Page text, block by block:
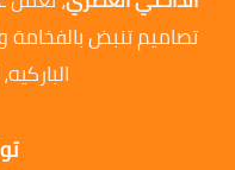
تصاميم تنبض بالفخامة